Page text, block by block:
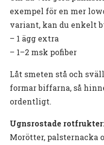
exempel för en mer
variant, kan du enkelt
– 1 ägg extra
– 1–2 msk pofiber
Låt smeten stå och
formar biffarna, så
ordentligt.
Ugnsrostade
Morötter, palsternacka